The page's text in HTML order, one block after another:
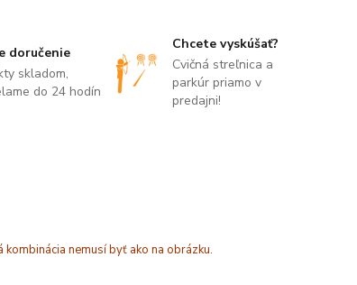
doručenie
skladom,
do 24 hodín
Chcete vyskúšať?
Cvičná streľnica a
parkúr priamo v
predajni!
nemusí byť ako na obrázku.